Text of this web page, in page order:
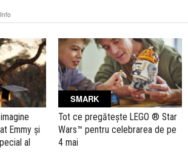
Info
Emmy și
al
SMARK
Tot ce pregătește LEGO ® Star
Wars™ pentru celebrarea de pe
4 mai